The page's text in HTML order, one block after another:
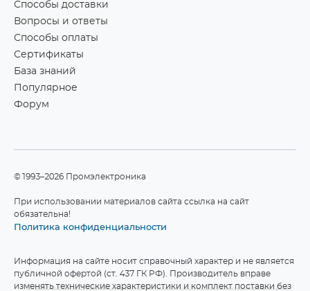
Способы доставки
Вопросы и ответы
Способы оплаты
Сертификаты
База знаний
Популярное
Форум
©1993–2026 Промэлектроника
При использовании материалов сайта ссылка на сайт
обязательна!
Политика конфиденциальности
Информация на сайте носит справочный характер и не является
публичной офертой (ст. 437 ГК РФ). Производитель вправе
изменять технические характеристики и комплект поставки без